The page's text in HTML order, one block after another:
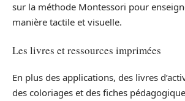
sur la méthode Montessori pour
manière tactile et visuelle.
Les livres et ressources imprimées
En plus des applications, des livres
des coloriages et des fiches